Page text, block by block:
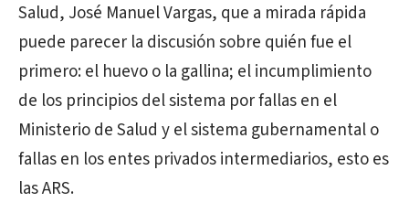
Salud, José Manuel Vargas, que a mirada rápida
puede parecer la discusión sobre quién fue el
primero: el huevo o la gallina; el incumplimiento
de los principios del sistema por fallas en el
Ministerio de Salud y el sistema gubernamental o
fallas en los entes privados intermediarios, esto es
las ARS.